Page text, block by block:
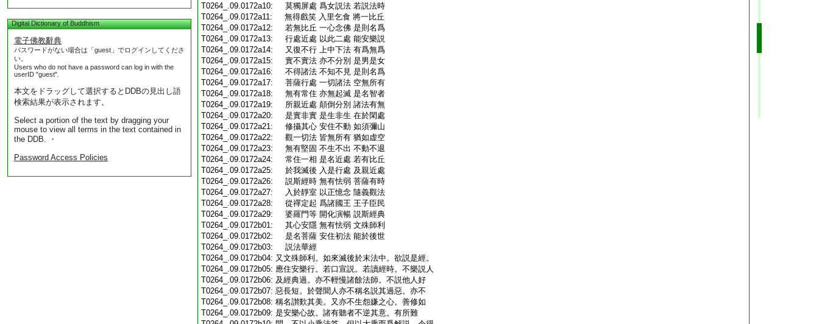
Digital Dictionary of Buddhism
電子佛教辭典
パスワードがない場合は「guest」でログインしてくださ
い。
Users who do not have a password can log in with the
userID "guest".
本文をドラッグして選択するとDDBの見出し語
検索結果が表示されます。
Select a portion of the text by dragging your
mouse to view all terms in the text contained in
the DDB. ・
Password Access Policies
T0264_.09.0172a10:
莫獨屏處 爲女説法 若説法時
T0264_.09.0172a11:
無得戲笑 入里乞食 將一比丘
T0264_.09.0172a12:
若無比丘 一心念佛 是則名爲
T0264_.09.0172a13:
行處近處 以此二處 能安樂説
T0264_.09.0172a14:
又復不行 上中下法 有爲無爲
T0264_.09.0172a15:
實不實法 亦不分別 是男是女
T0264_.09.0172a16:
不得諸法 不知不見 是則名爲
T0264_.09.0172a17:
菩薩行處 一切諸法 空無所有
T0264_.09.0172a18:
無有常住 亦無起滅 是名智者
T0264_.09.0172a19:
所親近處 顛倒分別 諸法有無
T0264_.09.0172a20:
是實非實 是生非生 在於閑處
T0264_.09.0172a21:
修攝其心 安住不動 如須彌山
T0264_.09.0172a22:
觀一切法 皆無所有 猶如虚空
T0264_.09.0172a23:
無有堅固 不生不出 不動不退
T0264_.09.0172a24:
常住一相 是名近處 若有比丘
T0264_.09.0172a25:
於我滅後 入是行處 及親近處
T0264_.09.0172a26:
説斯經時 無有怯弱 菩薩有時
T0264_.09.0172a27:
入於靜室 以正憶念 隨義觀法
T0264_.09.0172a28:
從禪定起 爲諸國王 王子臣民
T0264_.09.0172a29:
婆羅門等 開化演暢 説斯經典
T0264_.09.0172b01:
其心安隱 無有怯弱 文殊師利
T0264_.09.0172b02:
是名菩薩 安住初法 能於後世
T0264_.09.0172b03:
説法華經
T0264_.09.0172b04: 又文殊師利。如來滅後於末法中。欲説是經。
T0264_.09.0172b05: 應住安樂行。若口宣説。若讀經時。不樂説人
T0264_.09.0172b06: 及經典過。亦不輕慢諸餘法師。不説他人好
T0264_.09.0172b07: 惡長短。於聲聞人亦不稱名説其過惡。亦不
T0264_.09.0172b08: 稱名讃歎其美。又亦不生怨嫌之心。善修如
T0264_.09.0172b09: 是安樂心故。諸有聽者不逆其意。有所難